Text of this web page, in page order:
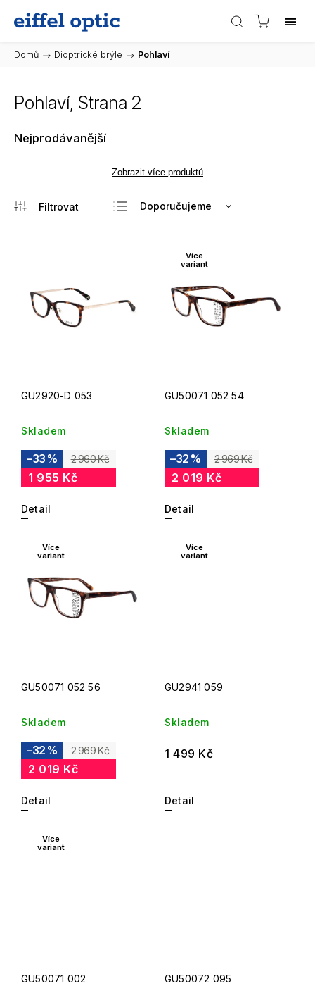
Domů / Dioptrické brýle / Pohlaví
Pohlaví, Strana 2
Nejprodávanější
Zobrazit více produktů
Doporučujeme
Nejdražší
Abecedně
GU2920-D 053
Skladem
2 960 Kč
–33 %
1 955 Kč
Detail
Více
variant
GU50071 052 54
Skladem
2 969 Kč
–32 %
2 019 Kč
Detail
Více
variant
GU50071 052 56
Skladem
2 969 Kč
–32 %
2 019 Kč
Detail
Více
variant
GU2941 059
Skladem
1 499 Kč
Detail
Více
variant
GU50071 002 GU50072 095